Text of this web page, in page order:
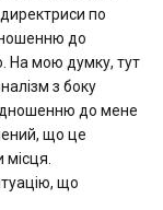
по
до
На мою думку, тут
з боку
до мене
що це
що